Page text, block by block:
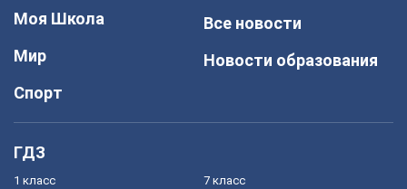
Моя Школа
Мир
Спорт
Все новости
Новости образования
ГДЗ
1 класс 7 класс